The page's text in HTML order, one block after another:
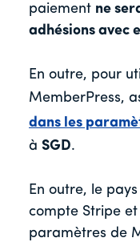
paiement ne
adhésions avec
En outre, pour
MemberPress,
dans les
à SGD.
En outre, le
compte Stripe
paramètres de